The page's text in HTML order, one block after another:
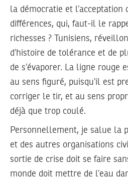
la démocratie et l’acceptation
différences, qui, faut-il le
richesses ? Tunisiens,
d’histoire de tolérance et de
de s’évaporer. La ligne rouge
au sens figuré, puisqu’il est
corriger le tir, et au sens
déjà que trop coulé.
Personnellement, je salue la
et des autres organisations
sortie de crise doit se faire
monde doit mettre de l’eau